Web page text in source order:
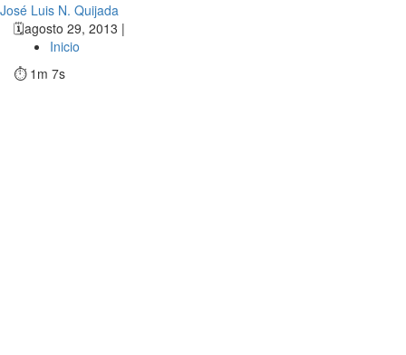
José Luis N. Quijada
🗓️agosto 29, 2013 |
Inicio
⏱️ 1m 7s